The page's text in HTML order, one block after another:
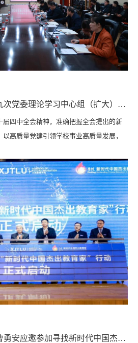
学校召开2025年第九次党委理论学习中心组（扩大）学习会
届四中全会精神，准确把握全会提出的新
高质量党建引领学校事业高质量发展，
专题学习党的二十届四中全会精神。会议
，学校党委理论学习中心组成员及各二级
级党委理论学习中心组学习列席旁听工作
齐齐哈尔医学院党委常委、...
创校校长、理事长曹勇安应邀参加寻找新时代中国杰出教育家论道2025活动